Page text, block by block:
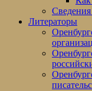
Сведения
Литераторы